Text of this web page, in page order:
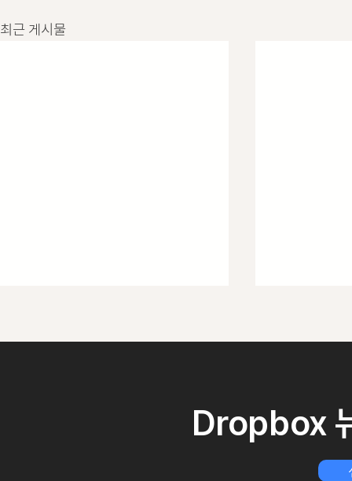
최근 게시물
진화하는 랜
Dropbox에
Dropbox